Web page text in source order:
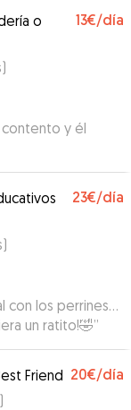
que nos
con
sus rutinas, lo
informados en
y muy
o
13€/día
)
contento y él
23€/día
)
con los perrines...
un ratito!🤣”
Friend 20€/día
)